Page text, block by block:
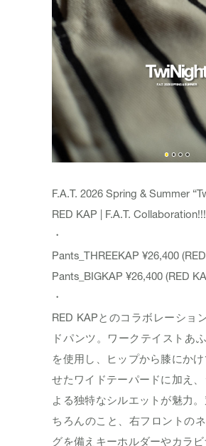
F.A.T. 2026 Spring & Summer
RED KAP | F.A.T. Collaboration!!!
・
Pants_THREEKAP ¥26,400
Pants_BIGKAP ¥26,400 (RED
・
RED KAPとのコラボレーショ
ドパンツ。ワークテイストあ
を使用し、ヒップから膝にか
せたワイドテーパードに加え
よる独特なシルエットが魅力
ちろんのこと、右フロントの
グを備えキーホルダーやカラ